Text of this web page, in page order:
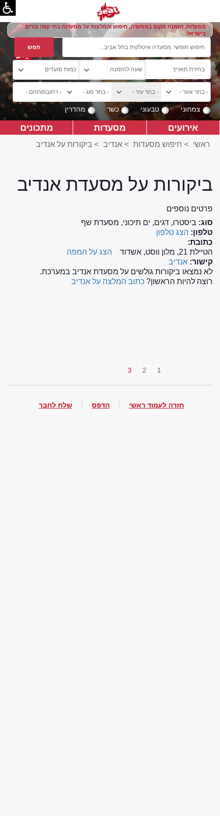
מסעדות, הזמנת מקום במסעדה, חיפוש והמלצות על מסעדות בתי קפה וברים
בישראל
צמחוני טבעוני כשר מהדרין
אירועים מסעדות מתכונים
ראשי > חיפוש מסעדות > אנדיב > ביקורות על אנדיב
ביקורות על מסעדת אנדיב
פרטים נוספים
סוג: ביסטרו, דגים, ים תיכוני, מסעדת שף
טלפון: הצג טלפון
כתובת:
הטיילת 21, מלון ווסט, אשדוד
הצג על המפה
קישור: אנדיב
לא נמצאו ביקורות גולשים על מסעדת אנדיב במערכת.
רוצה להיות הראשון? כתוב המלצה על אנדיב
1
2
3
חזרה לעמוד ראשי הדפס שלח לחבר